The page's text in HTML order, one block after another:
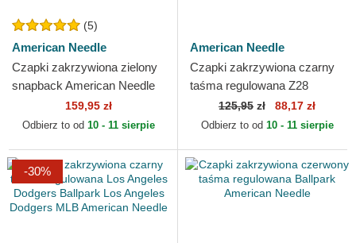
(5)
American Needle
Czapki zakrzywiona zielony
snapback American Needle
159,95 zł
Odbierz to od 10 - 11 sierpie
American Needle
Czapki zakrzywiona czarny
taśma regulowana Z28
Ballpark American Needle
125,95 zł 88,17 zł
Odbierz to od 10 - 11 sierpie
-30%